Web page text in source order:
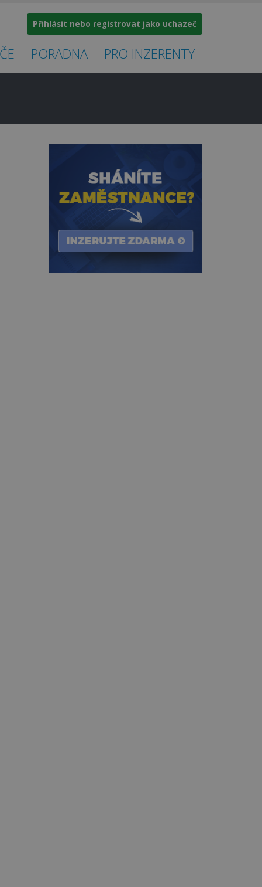
Přihlásit nebo registrovat jako uchazeč
PORADNA PRO INZERENTY